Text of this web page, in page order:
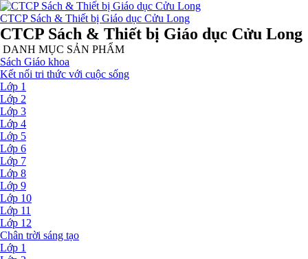
CTCP Sách & Thiết bị Giáo dục Cửu Long
CTCP Sách & Thiết bị Giáo dục Cửu Long
DANH MỤC SẢN PHẨM
Sách Giáo khoa
Kết nối tri thức với cuộc sống
Lớp 1
Lớp 2
Lớp 3
Lớp 4
Lớp 5
Lớp 6
Lớp 7
Lớp 8
Lớp 9
Lớp 10
Lớp 11
Lớp 12
Chân trời sáng tạo
Lớp 1